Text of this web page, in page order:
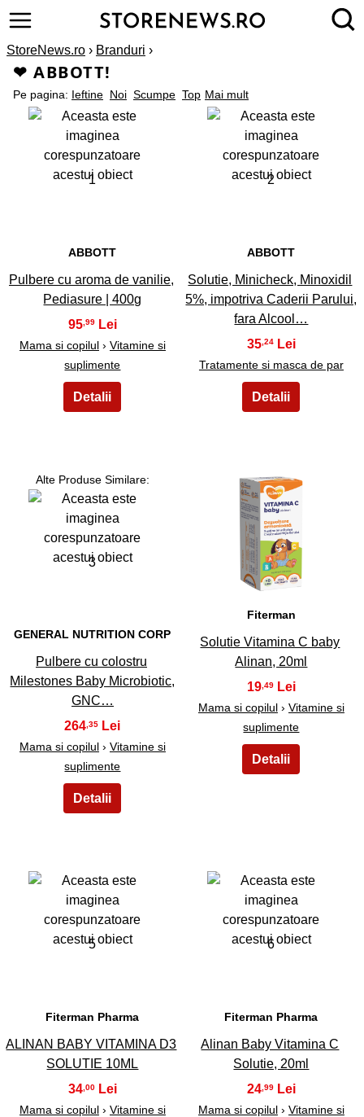
StoreNews.ro › Branduri ›
❤ ABBOTT!
Mai mult
Pe pagina: Ieftine Noi Scumpe Top
1
ABBOTT
Pulbere cu aroma de vanilie,
Pediasure | 400g
95,99
Mama si copilul› Vitamine si
suplimente
2
ABBOTT
Solutie, Minicheck, Minoxidil
5%, impotriva Caderii Parului,
fara Alcool…
35,24
Tratamente si masca de par
Alte Produse Similare:
3
GENERAL NUTRITION CORP
Pulbere cu colostru
Milestones Baby Microbiotic,
GNC…
264 ,35
Mama si copilul› Vitamine si
suplimente
4
Fiterman
Solutie Vitamina C baby
Alinan, 20ml
19,49
Mama si copilul› Vitamine si
suplimente
5
Fiterman Pharma
ALINAN BABY VITAMINA D3
SOLUTIE 10ML
34 ,00
Mama si copilul› Vitamine si
6
Fiterman Pharma
Alinan Baby Vitamina C
Solutie, 20ml
24 ,99
Mama si copilul› Vitamine si